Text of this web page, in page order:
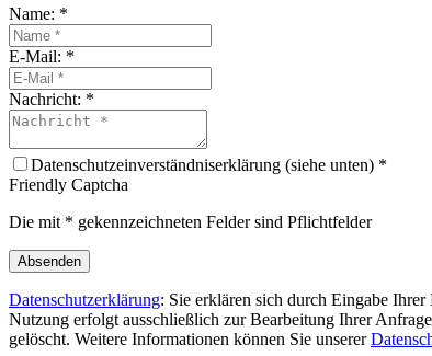
Name: *
E-Mail: *
Nachricht: *
Datenschutzeinverständniserklärung (siehe unten) *
Friendly Captcha
Die mit * gekennzeichneten Felder sind Pflichtfelder
Absenden
Datenschutzerklärung: Sie erklären sich durch Eingabe
Nutzung erfolgt ausschließlich zur Bearbeitung Ihrer
gelöscht. Weitere Informationen können Sie unserer